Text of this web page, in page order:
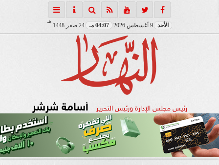
الأحد 04:07 مـ 24 صفر 1448
هـ
رئيس مجلس الإدارة ورئيس التحرير أسامة شرشر